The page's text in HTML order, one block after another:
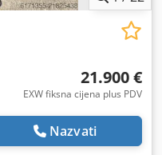
21.900 €
EXW fiksna cijena plus PDV
Nazvati